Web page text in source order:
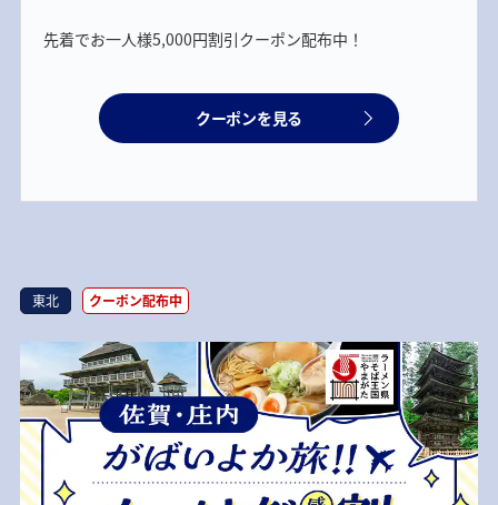
先着でお一人様5,000円割引クーポン配布中！
クーポンを見る
東北 クーポン配布中